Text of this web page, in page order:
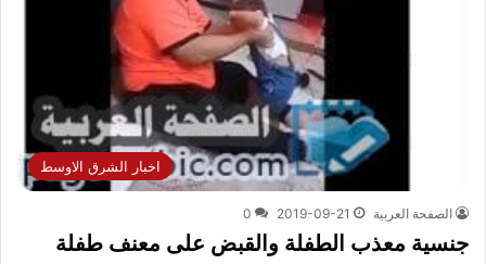
اخبار الشرق الاوسط
الصفحة العربية 2019-09-21
0
جنسية معذب الطفلة والقبض على معنف طفلة